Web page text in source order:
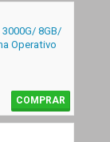
8GB/
Operativo
COMPRAR